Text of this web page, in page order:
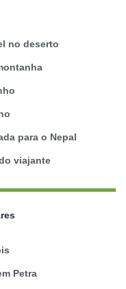
no deserto
para o Nepal
viajante
Petra